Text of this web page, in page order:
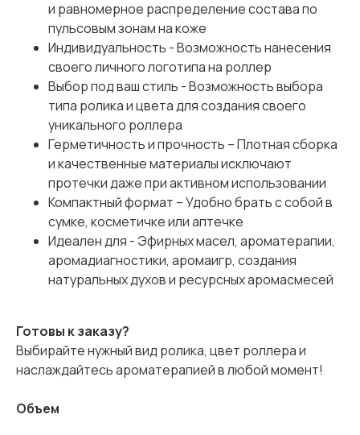
и равномерное распределение состава по
пульсовым зонам на коже
Индивидуальность - Возможность нанесения
своего личного логотипа на роллер
Выбор под ваш стиль - Возможность выбора
типа ролика и цвета для создания своего
уникального роллера
Герметичность и прочность – Плотная сборка
и качественные материалы исключают
протечки даже при активном использовании
Компактный формат – Удобно брать с собой в
сумке, косметичке или аптечке
Идеален для - Эфирных масел, ароматерапии,
аромадиагностики, аромаигр, создания
натуральных духов и ресурсных аромасмесей
Готовы к заказу?
Выбирайте нужный вид ролика, цвет роллера и
наслаждайтесь ароматерапией в любой момент!
Объем